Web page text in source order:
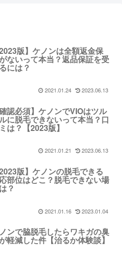
2023版】ケノンは全額返金保
ないって本当？返品保証を受
には？
2021.01.24 2023.06.13
確認必須】ケノンでVIOはツル
に脱毛できないって本当？口
は？【2023版】
2021.01.21 2023.06.13
2023版】ケノンの脱毛できる
部位はどこ？脱毛できない場
？
2021.01.16 2023.01.04
ンで脇脱毛したらワキガの臭
軽減した件【治るか体験談】